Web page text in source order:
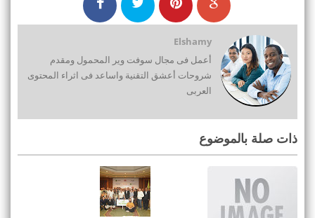
Elshamy
أعمل فى مجال سوفت وير المحمول ومقدم
شروحات أعشق التقنية واساعد فى اثراء المحتوى
العربى
ذات صلة بالموضوع